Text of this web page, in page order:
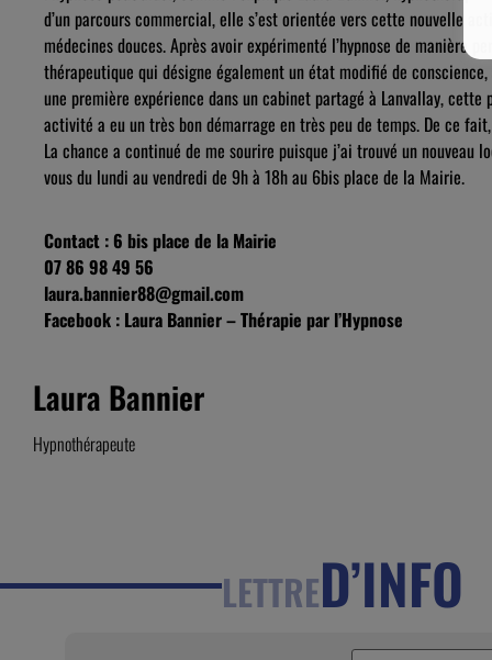
d’un parcours commercial, elle s’est orientée vers cette nouvelle
médecines douces. Après avoir expérimenté l’hypnose de manière
thérapeutique qui désigne également un état modifié de
une première expérience dans un cabinet partagé à Lanvallay,
activité a eu un très bon démarrage en très peu de temps. De ce
La chance a continué de me sourire puisque j’ai trouvé un
vous du lundi au vendredi de 9h à 18h au 6bis place de la Mairie.
Contact : 6 bis place de la Mairie
07 86 98 49 56
laura.bannier88@gmail.com
Facebook : Laura Bannier – Thérapie par l’Hypnose
Laura Bannier
Hypnothérapeute
LETTRED’INFO